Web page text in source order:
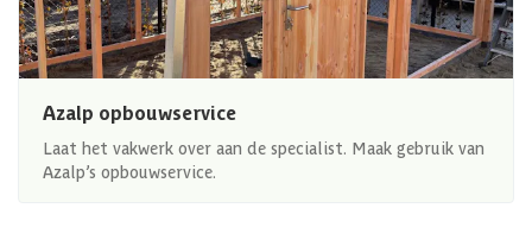
Azalp opbouwservice
Laat het vakwerk over aan de specialist. Maak gebruik van
Azalp’s opbouwservice.